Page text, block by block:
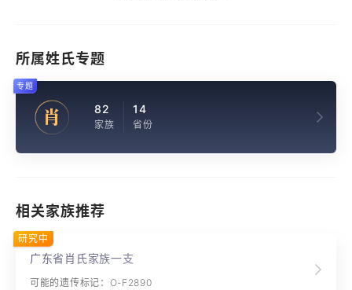
所属姓氏专题
肖 82
家族
14
省份
专题
相关家族推荐
广东省肖氏家族一支
可能的遗传标记：O-F2890
研究中